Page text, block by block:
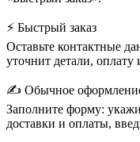
⚡ Быстрый заказ
Оставьте контактные
уточнит детали, оплату
✍️ Обычное
Заполните форму:
доставки и оплаты,